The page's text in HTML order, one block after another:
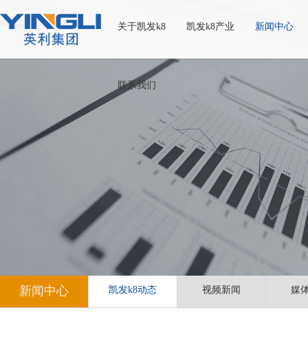
关于凯发k8 凯发k8产业 新闻中心
联系我们
新闻中心 凯发k8动态 视频新闻 媒